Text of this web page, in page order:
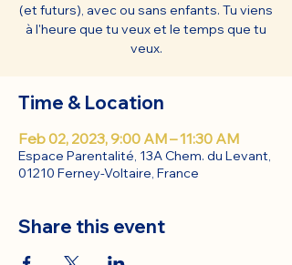
(et futurs), avec ou sans enfants. Tu viens
à l'heure que tu veux et le temps que tu
veux.
Time & Location
Feb 02, 2023, 9:00 AM – 11:30 AM
Espace Parentalité, 13A Chem. du Levant,
01210 Ferney-Voltaire, France
Share this event